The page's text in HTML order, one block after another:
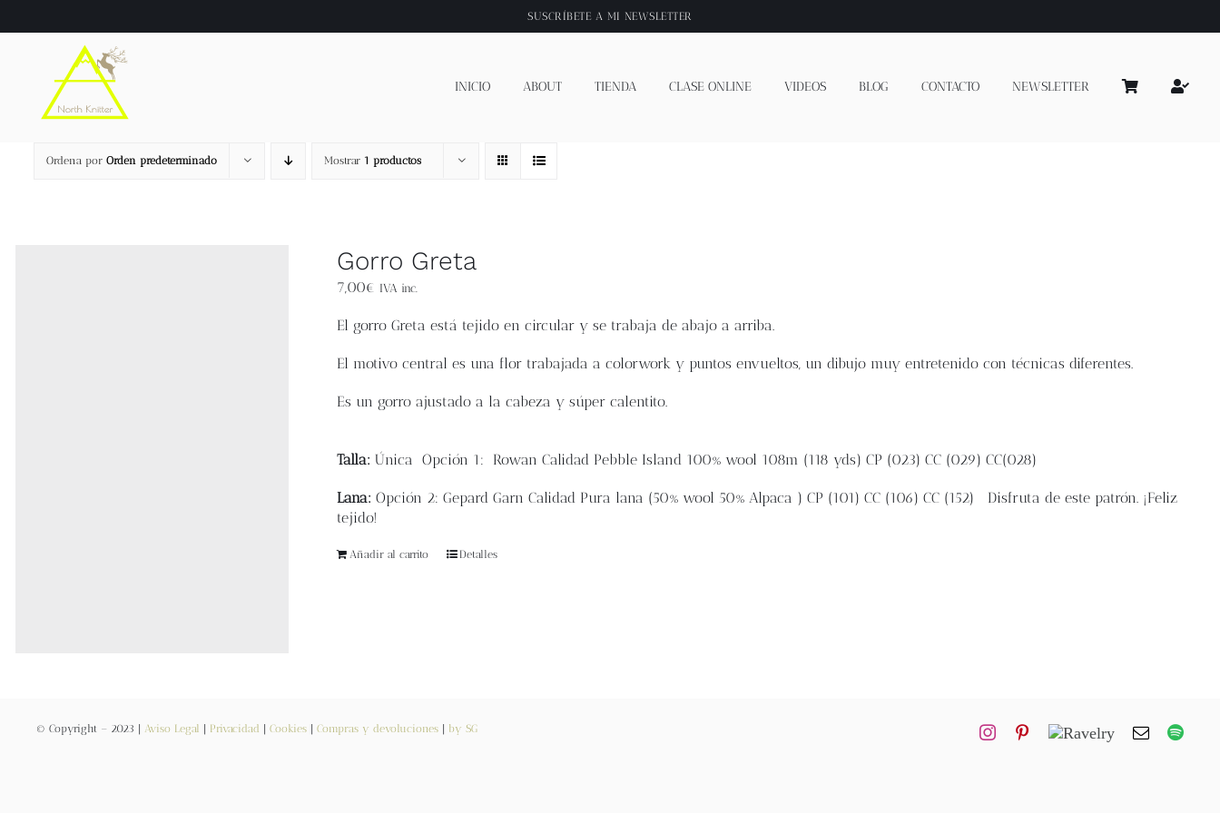
al
SUSCRÍBETE A MI NEWSLETTER
INICIO ABOUT TIENDA CLASE ONLINE VIDEOS BLOG CONTACTO NEWSLETTER
Ordena por Orden predeterminado Mostrar 1 productos
Gorro Greta
7,00€ IVA inc.
El gorro Greta está tejido en circular y se trabaja de abajo a arriba.
El motivo central es una flor trabajada a colorwork y puntos envueltos, un dibujo muy entretenido con técnicas diferentes.
Es un gorro ajustado a la cabeza y súper calentito.
Talla: Única Opción 1: Rowan Calidad Pebble Island 100% wool 108m (118 yds) CP (023) CC (029) CC(028)
Lana: Opción 2: Gepard Garn Calidad Pura lana (50% wool 50% Alpaca ) CP (101) CC (106) CC (152) Disfruta de este patrón. ¡Feliz
tejido!
Añadir al carrito Detalles
© Copyright – 2023 | Aviso Legal Privacidad Cookies| Compras y devoluciones| by SG